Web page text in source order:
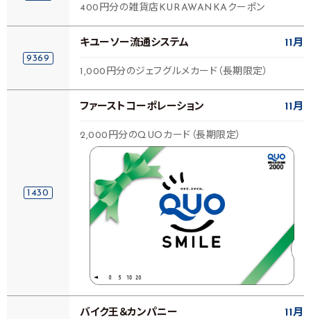
400円分の雑貨店KURAWANKAクーポン
9369
キユーソー流通システム 11月
1,000円分のジェフグルメカード（長期限定）
1430
ファーストコーポレーション 11月
2,000円分のQUOカード（長期限定）
バイク王＆カンパニー 11月